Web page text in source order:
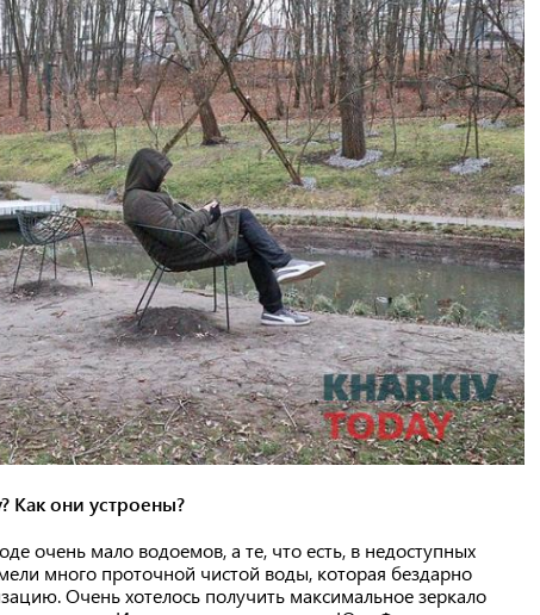
Как они устроены?
очень мало водоемов, а те, что есть, в недоступных
много проточной чистой воды, которая бездарно
Очень хотелось получить максимальное зеркало